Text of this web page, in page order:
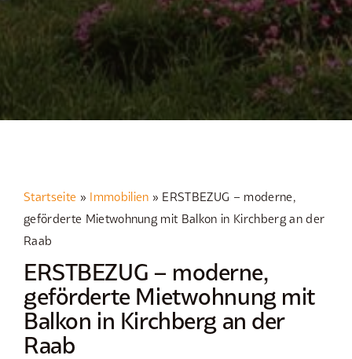
Startseite » Immobilien » ERSTBEZUG – moderne,
geförderte Mietwohnung mit Balkon in Kirchberg an der
Raab
ERSTBEZUG – moderne,
geförderte Mietwohnung mit
Balkon in Kirchberg an der
Raab